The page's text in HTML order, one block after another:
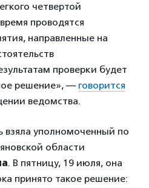
четвертой
проводятся
направленные на
проверки будет
решение», — говорится
ведомства.
взяла уполномоченный по
области
. В пятницу, 19 июля, она
принято такое решение: